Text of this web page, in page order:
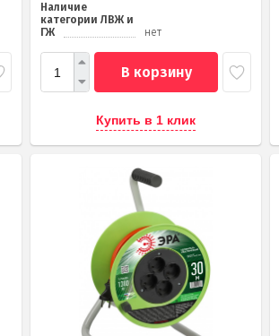
Наличие
категории ЛВЖ и
ГЖ
нет
В корзину
Купить в 1 клик